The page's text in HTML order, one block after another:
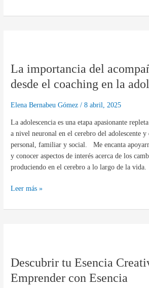
La importancia del
desde el coaching en la
Elena Bernabeu Gómez/8 abril, 2025
La adolescencia es una etapa apasionante
a nivel neuronal en el cerebro del adolescente y
personal, familiar y social. Me encanta
y conocer aspectos de interés acerca de los
produciendo en el cerebro a lo largo de la vida.
del
acompañamiento
desde
en
la
adolescencia
Leer más »
Descubrir tu Esencia
Emprender con Esencia
Esencia
para